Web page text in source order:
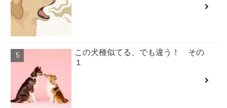
この犬種似てる、でも違う！ その
１